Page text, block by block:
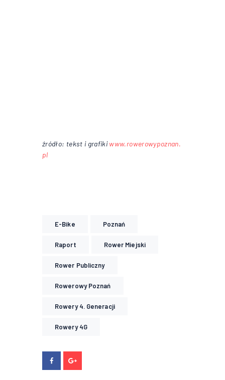
źródło: tekst i grafikiwww.rowerowypoznan.
pl
E-Bike Poznań
Raport Rower Miejski
Rower Publiczny
Rowerowy Poznań
Rowery 4. Generacji
Rowery 4G